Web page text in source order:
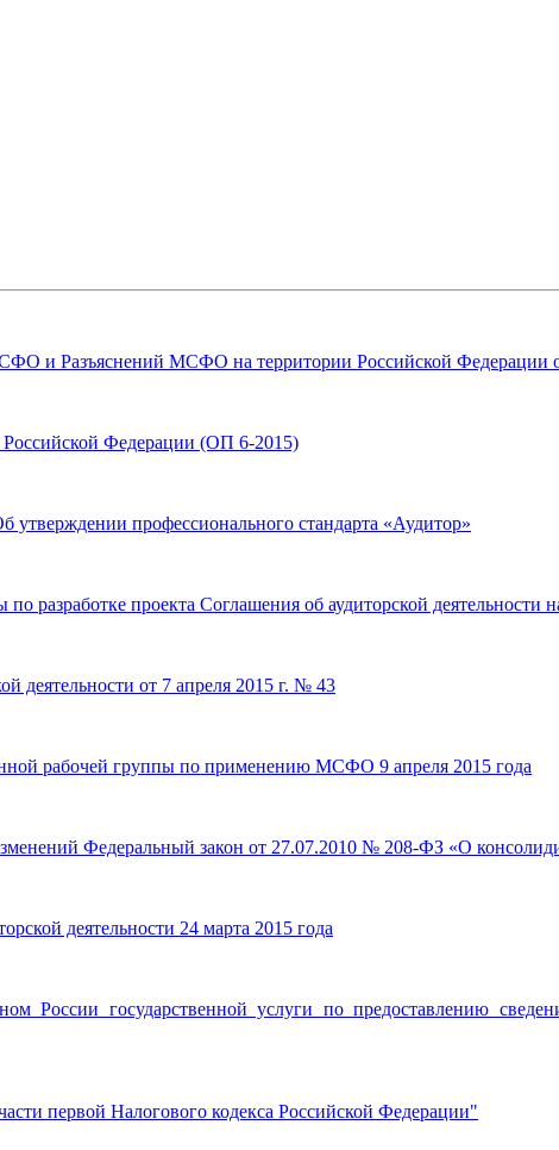
и Разъяснений МСФО на территории Российской Федерации
Федерации (ОП 6-2015)
профессионального стандарта «Аудитор»
разработке проекта Соглашения об аудиторской деятельности
деятельности от 7 апреля 2015 г. № 43
рабочей группы по применению МСФО 9 апреля 2015 года
Федеральный закон от 27.07.2010 № 208-ФЗ «О
деятельности 24 марта 2015 года
России государственной услуги по предоставлению
первой Налогового кодекса Российской Федерации"